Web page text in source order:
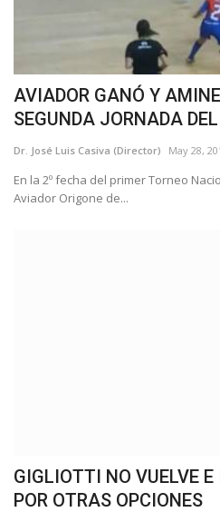
AVIADOR GANÓ Y
SEGUNDA JORNADA
Dr. José Luis Casiva (Director) May 28,
En la 2º fecha del primer Torneo
Aviador Origone de...
GIGLIOTTI NO VUELVE
POR OTRAS OPCIONES